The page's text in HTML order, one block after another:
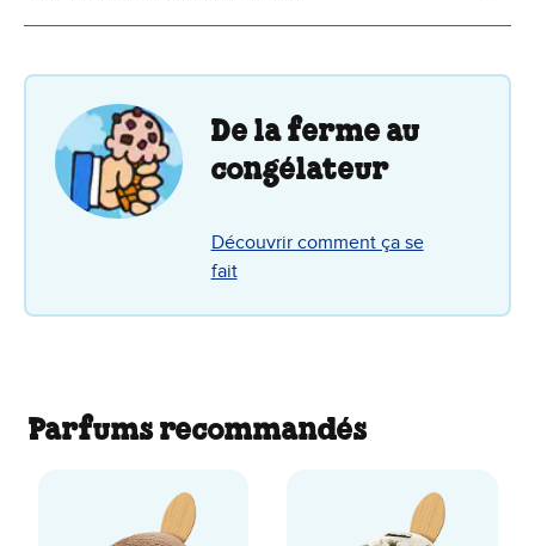
De la ferme au
congélateur
Découvrir comment ça se
fait
Parfums recommandés